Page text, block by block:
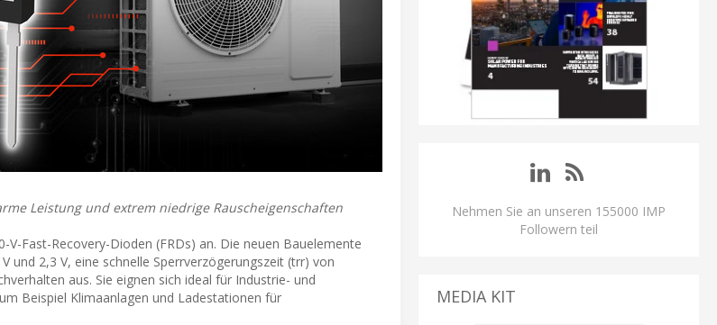
Leistung und extrem niedrige Rauscheigenschaften
V-Fast-Recovery-Dioden (FRDs) an. Die neuen Bauelemente
und 2,3 V, eine schnelle Sperrverzögerungszeit (trr) von
aus. Sie eignen sich ideal für Industrie- und
Beispiel Klimaanlagen und Ladestationen für
Nehmen Sie an unseren 155000 IMP
Followern teil
MEDIA KIT